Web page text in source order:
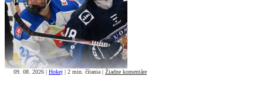
09. 08. 2026 | Hokej | 2 min. čítania| Žiadne komentáre